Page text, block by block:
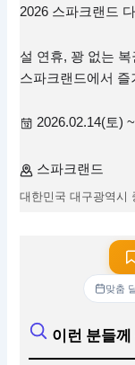
2026 스파크랜드
설 연휴, 꽝 없는
스파크랜드에서
2026.02.14(토)
스파크랜드
대한민국 대구광역시
맞춤
이런 분들